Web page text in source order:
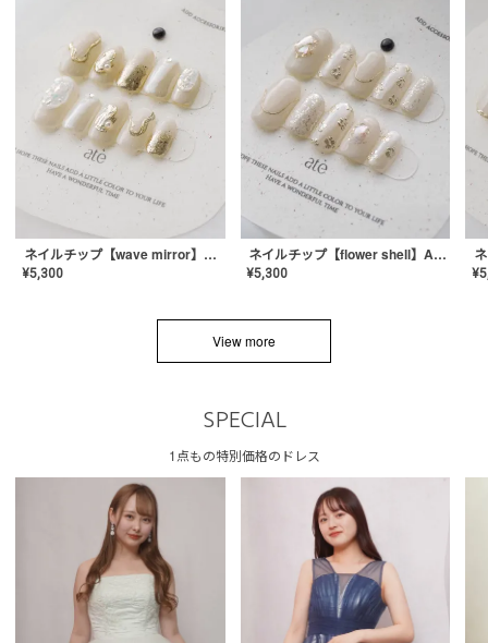
ネイルチップ【wave mirror】AE-CONA-04
¥5,300
ネイルチップ【flower shell】AE-CONA-03
¥5,300 ¥
View more
SPECIAL
1点もの特別価格のドレス